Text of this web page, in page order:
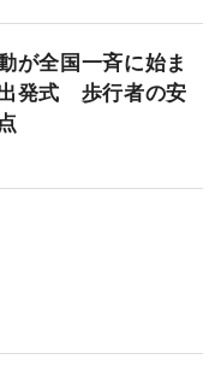
が全国一斉に始ま
発式 歩行者の安